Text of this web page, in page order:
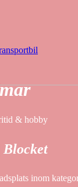
& hobby
Blocket
inom